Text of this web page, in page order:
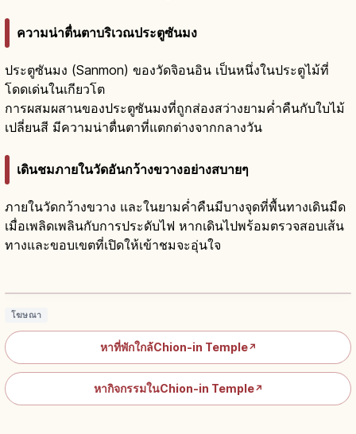
ความน่าตื่นตาบริเวณประตูซันมง
ประตูซันมง (Sanmon) ของวัดจิอนอิน เป็นหนึ่งในประตูไม้ที่
โดดเด่นในเกียวโต
การผสมผสานของประตูซันมงที่ถูกส่องสว่างยามค่ำคืนกับใบไม้
เปลี่ยนสี มีความน่าตื่นตาที่แตกต่างจากกลางวัน
เดินชมภายในวัดอันกว้างขวางอย่างสบายๆ
ภายในวัดกว้างขวาง และในยามค่ำคืนมีบางจุดที่พื้นทางเดินมืด
เมื่อเพลิดเพลินกับการประดับไฟ หากเดินไปพร้อมตรวจสอบเส้น
ทางและขอบเขตที่เปิดให้เข้าชมจะอุ่นใจ
วัดชิออนอิน เกียวโต: นิกายโจโดและพระโฮ
โฆษณา
หาที่พักใกล้Chion-in Temple↗
หากิจกรรมในChion-in Temple↗